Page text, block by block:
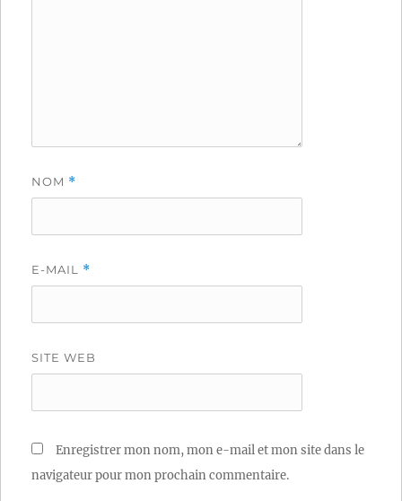
NOM *
E-MAIL *
SITE WEB
Enregistrer mon nom, mon e-mail et mon site dans le
navigateur pour mon prochain commentaire.